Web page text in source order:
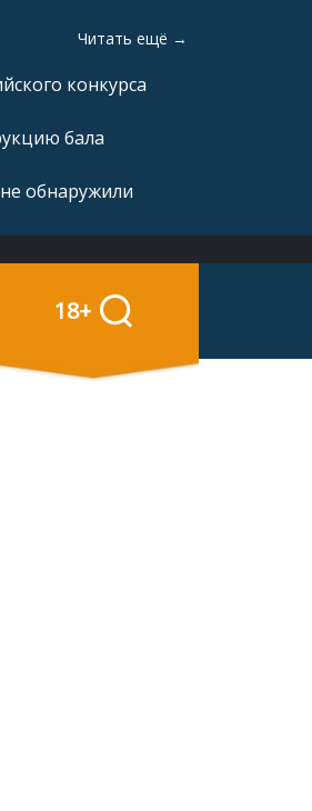
Читать ещё →
конкурса
бала
обнаружили
18+